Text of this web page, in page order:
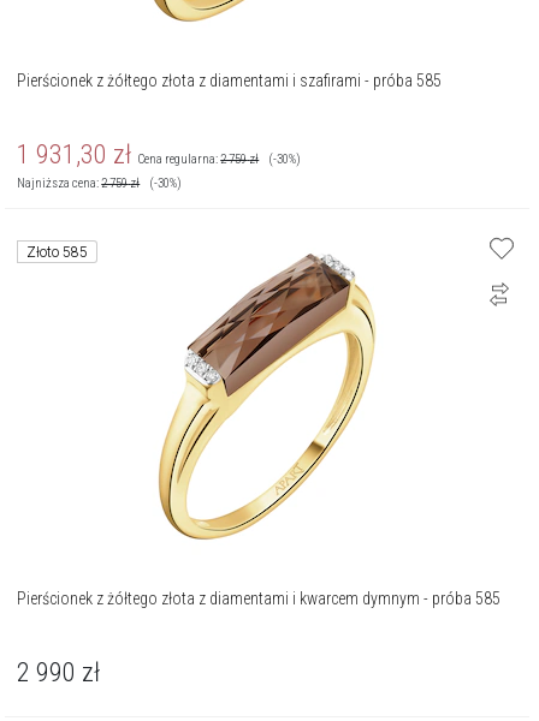
Pierścionek z żółtego złota z diamentami i szafirami - próba 585
1 931,30 zł Cena regularna:2 759zł
(-30%)
Najniższa cena:2 759zł (-30%)
Złoto 585
Pierścionek z żółtego złota z diamentami i kwarcem dymnym - próba 585
2 990 zł